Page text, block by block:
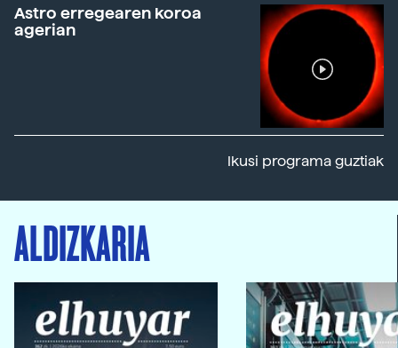
Astro erregearen koroa
agerian
Ikusi programa guztiak
ALDIZKARIA